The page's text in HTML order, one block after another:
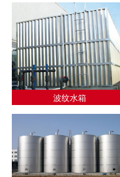
波纹水箱